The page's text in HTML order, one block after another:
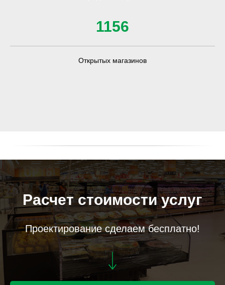
1156
Открытых магазинов
Расчет стоимости услуг
Проектирование сделаем бесплатно!